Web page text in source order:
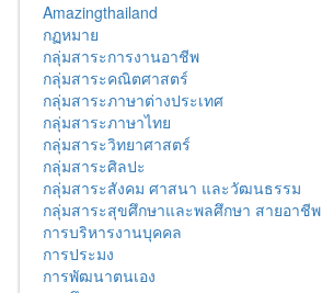
Amazingthailand
กฏหมาย
กลุ่มสาระการงานอาชีพ
กลุ่มสาระคณิตศาสตร์
กลุ่มสาระภาษาต่างประเทศ
กลุ่มสาระภาษาไทย
กลุ่มสาระวิทยาศาสตร์
กลุ่มสาระศิลปะ
กลุ่มสาระสังคม ศาสนา และวัฒนธรรม
กลุ่มสาระสุขศึกษาและพลศึกษา สายอาชีพ
การบริหารงานบุคคล
การประมง
การพัฒนาตนเอง